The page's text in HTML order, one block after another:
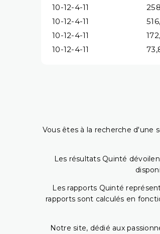
10-12-4-11
10-12-4-11
10-12-4-11
10-12-4-11
Vous êtes à la recherche d'une
Les résultats Quinté
Les rapports Quinté
rapports sont calculés en
Notre site, dédié aux